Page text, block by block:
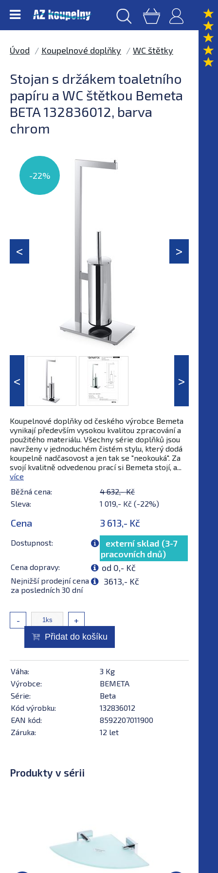
Úvod Koupelnové doplňky WC štětky
Stojan s držákem toaletního
papíru a WC štětkou Bemeta
BETA 132836012, barva
chrom
-22%
Koupelnové doplňky od českého výrobce Bemeta
vynikají především vysokou kvalitou zpracování a
použitého materiálu. Všechny série doplňků jsou
navrženy v jednoduchém čistém stylu, který dodá
koupelně nadčasovost a jen tak se "neokouká". Za
svojí kvalitně odvedenou prací si Bemeta stojí, a...
více
Běžná cena:
4 632,- Kč
Sleva:
1 019,- Kč (-22%)
Cena 3 613,- Kč
Dostupnost:
externí sklad (3-7
pracovních dnů)
Cena dopravy: od 0,- Kč
Nejnižší prodejní cena
za posledních 30 dní
3613,- Kč
- +
Přidat do košíku
Váha:
3 Kg
Výrobce:
BEMETA
Série:
Beta
Kód výrobku:
132836012
EAN kód:
8592207011900
Záruka:
12 let
Produkty v sérii